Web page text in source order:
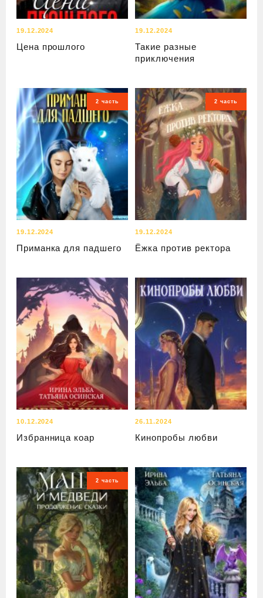
19.12.2024
Цена прошлого
19.12.2024
Такие разные
приключения
2 часть
19.12.2024
Приманка для падшего
2 часть
19.12.2024
Ёжка против ректора
10.12.2024
Избранница коар
26.11.2024
Кинопробы любви
2 часть